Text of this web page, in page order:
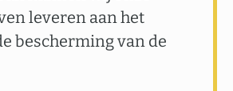
leveren aan het
bescherming van de